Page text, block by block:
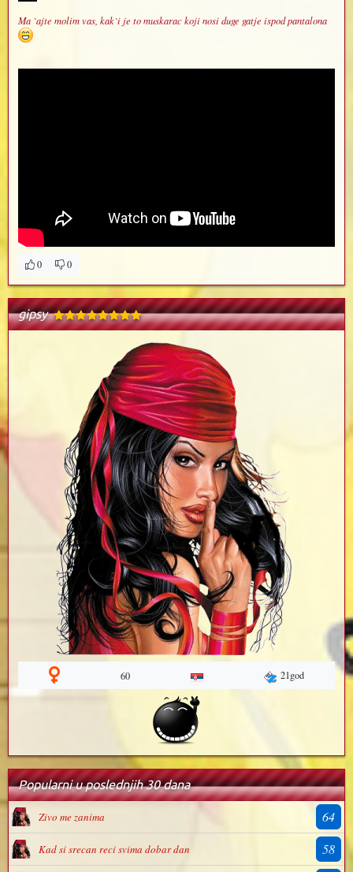
Ma `ajte molim vas, kak`i je to muskarac koji nosi duge gatje ispod pantalona
0 0
gipsy
60 21god
Popularni u poslednjih 30 dana
Zivo me zanima 64
Kad si srecan reci svima dobar dan 58